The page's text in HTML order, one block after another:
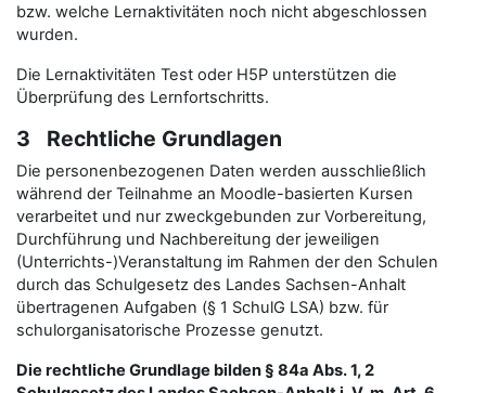
bzw. welche Lernaktivitäten noch nicht abgeschlossen
wurden.
Die Lernaktivitäten Test oder H5P unterstützen die
Überprüfung des Lernfortschritts.
3 Rechtliche Grundlagen
Die personenbezogenen Daten werden ausschließlich
während der Teilnahme an Moodle-basierten Kursen
verarbeitet und nur zweckgebunden zur Vorbereitung,
Durchführung und Nachbereitung der jeweiligen
(Unterrichts-)Veranstaltung im Rahmen der den Schulen
durch das Schulgesetz des Landes Sachsen-Anhalt
übertragenen Aufgaben (§ 1 SchulG LSA) bzw. für
schulorganisatorische Prozesse genutzt.
Die rechtliche Grundlage bilden § 84a Abs. 1, 2